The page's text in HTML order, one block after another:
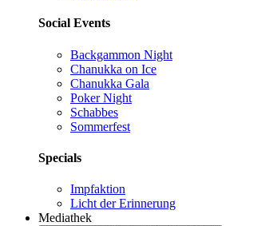
Social Events
Backgammon Night
Chanukka on Ice
Chanukka Gala
Poker Night
Schabbes
Sommerfest
Specials
Impfaktion
Licht der Erinnerung
Mediathek